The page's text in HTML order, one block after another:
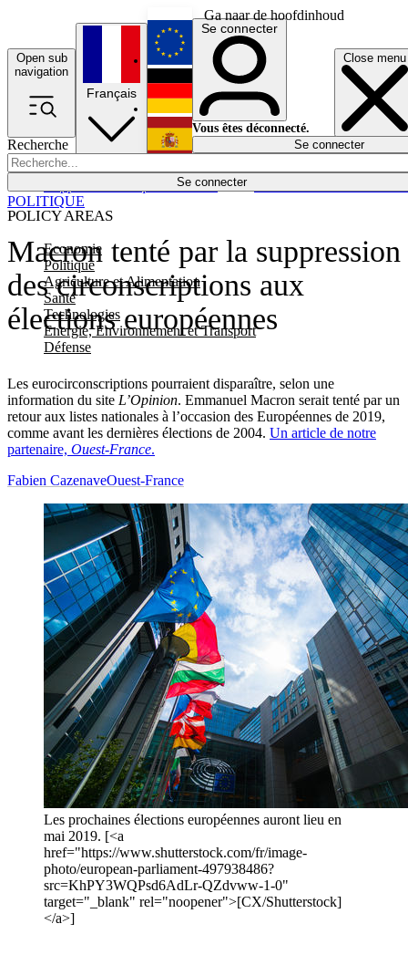
Ga naar de hoofdinhoud
Open sub
navigation
Close menu
Recherche
Se connecter
POLICY AREAS
Economie
Politique
Agriculture et Alimentation
Santé
Technologies
Energie, Environnement et Transport
Défense
Économie
Français
English
Deutsch
Español
Se connecter
Vous êtes déconnecté.
Se connecter
Macron tenté par la suppression
des circonscriptions aux
élections européennes
Les eurocirconscriptions pourraient disparaître, selon une
information du site L’Opinion. Emmanuel Macron serait tenté par un
retour aux listes nationales à l’occasion des Européennes de 2019,
comme avant les dernières élections de 2004. Un article de notre
partenaire, Ouest-France.
POLITIQUE
Fabien CazenaveOuest-France
Les prochaines élections européennes auront lieu en
mai 2019. [<a
href="https://www.shutterstock.com/fr/image-
photo/european-parliament-497938486?
src=KhPY3WQPsd6AdLr-QZdvww-1-0"
target="_blank" rel="noopener">[CX/Shutterstock]
</a>]